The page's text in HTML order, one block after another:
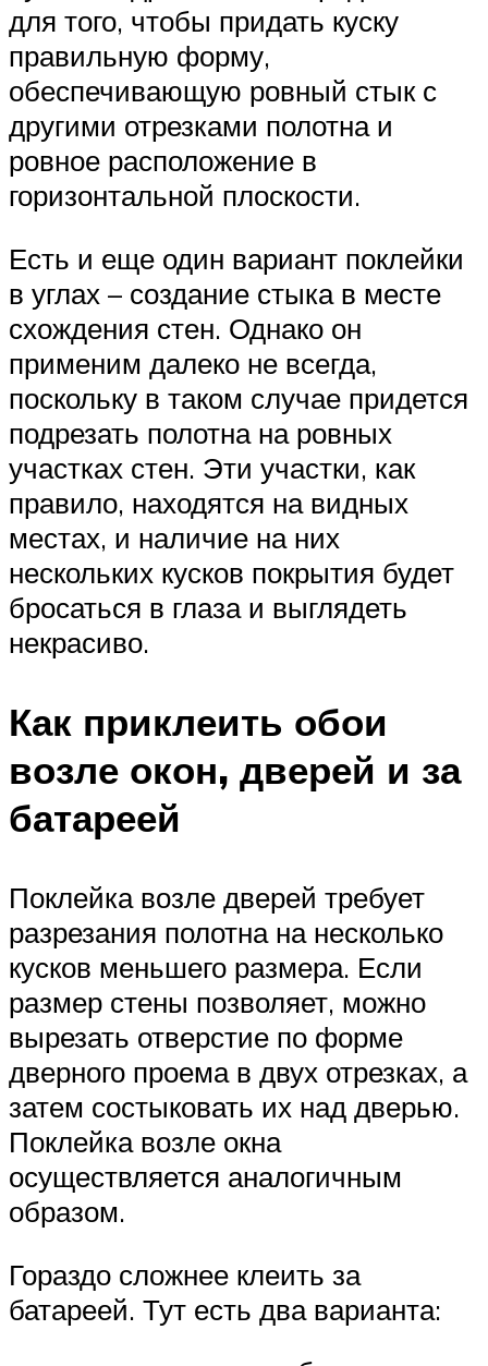
для того, чтобы придать куску
правильную форму,
обеспечивающую ровный стык с
другими отрезками полотна и
ровное расположение в
горизонтальной плоскости.
Есть и еще один вариант поклейки
в углах – создание стыка в месте
схождения стен. Однако он
применим далеко не всегда,
поскольку в таком случае придется
подрезать полотна на ровных
участках стен. Эти участки, как
правило, находятся на видных
местах, и наличие на них
нескольких кусков покрытия будет
бросаться в глаза и выглядеть
некрасиво.
Как приклеить обои
возле окон, дверей и за
батареей
Поклейка возле дверей требует
разрезания полотна на несколько
кусков меньшего размера. Если
размер стены позволяет, можно
вырезать отверстие по форме
дверного проема в двух отрезках, а
затем состыковать их над дверью.
Поклейка возле окна
осуществляется аналогичным
образом.
Гораздо сложнее клеить за
батареей. Тут есть два варианта: